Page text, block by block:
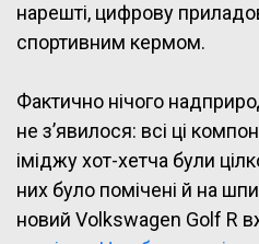
нарешті, цифрову
спортивним кермом.
Фактично нічого
не з’явилося: всі ці
іміджу хот-хетча були
них було помічені й на
новий Volkswagen Golf R